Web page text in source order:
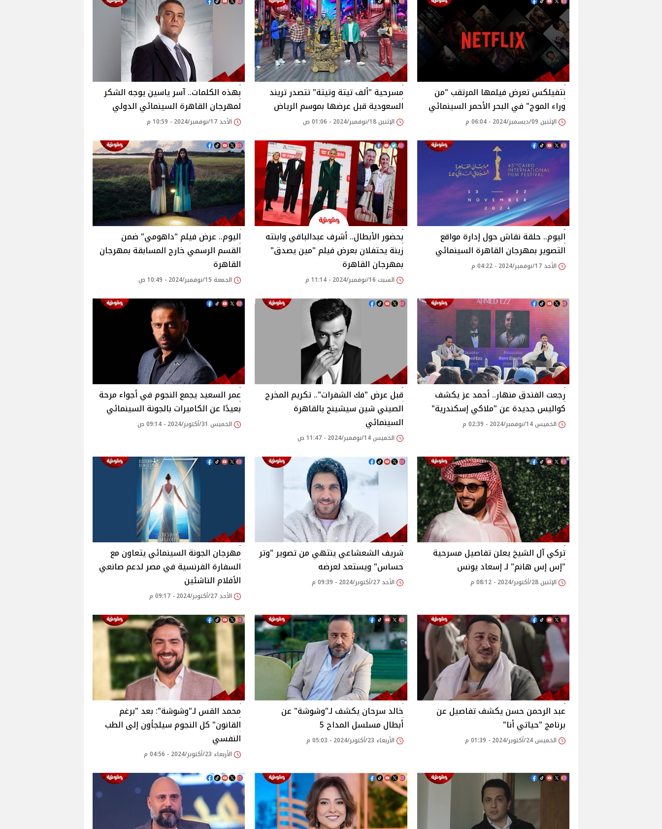
نتفيلكس تعرض فيلمها المرتقب "من
وراء الموج" في البحر الأحمر السينمائي
الإثنين 09/ديسمبر/2024 - 06:04 م
مسرحية "ألف تيتة وتيتة" تتصدر تريند
السعودية قبل عرضها بموسم الرياض
الإثنين 18/نوفمبر/2024 - 01:06 ص
بهذه الكلمات.. آسر ياسين يوجه الشكر
لمهرجان القاهرة السينمائي الدولي
الأحد 17/نوفمبر/2024 - 10:59 م
اليوم.. حلقة نقاش حول إدارة مواقع
التصوير بمهرجان القاهرة السينمائي
الأحد 17/نوفمبر/2024 - 04:22 م
بحضور الأبطال.. أشرف عبدالباقي وابنته
زينة يحتفلان بعرض فيلم "مين يصدق"
بمهرجان القاهرة
السبت 16/نوفمبر/2024 - 11:14 م
اليوم.. عرض فيلم "داهومي" ضمن
القسم الرسمي خارج المسابقة بمهرجان
القاهرة
الجمعة 15/نوفمبر/2024 - 10:49 ص
رجعت الفندق منهار.. أحمد عز يكشف
كواليس جديدة عن "ملاكي إسكندرية"
الخميس 14/نوفمبر/2024 - 02:39 م
قبل عرض "فك الشفرات".. تكريم المخرج
الصيني شين سيشينج بالقاهرة
السينمائي
الخميس 14/نوفمبر/2024 - 11:47 ص
‎عمر السعيد يجمع النجوم في أجواء مرحة
بعيدًا عن الكاميرات بالجونة السينمائي
الخميس 31/أكتوبر/2024 - 09:14 ص
تركي آل الشيخ يعلن تفاصيل مسرحية
"إس إس هانم" لـ إسعاد يونس
الإثنين 28/أكتوبر/2024 - 08:12 م
شريف الشعشاعي ينتهي من تصوير "وتر
حساس" ويستعد لعرضه
الأحد 27/أكتوبر/2024 - 09:39 م
مهرجان الجونة السينمائي يتعاون مع
السفارة الفرنسية في مصر لدعم صانعي
الأفلام الناشئين
الأحد 27/أكتوبر/2024 - 09:17 م
عبد الرحمن حسن يكشف تفاصيل عن
برنامج "حياتي أنا"
الخميس 24/أكتوبر/2024 - 01:39 م
خالد سرحان يكشف لـ"وشوشة" عن
أبطال مسلسل المداح 5
الأربعاء 23/أكتوبر/2024 - 05:03 م
محمد القس لـ"وشوشة": بعد "برغم
القانون" كل النجوم سيلجأون إلى الطب
النفسي
الأربعاء 23/أكتوبر/2024 - 04:56 م